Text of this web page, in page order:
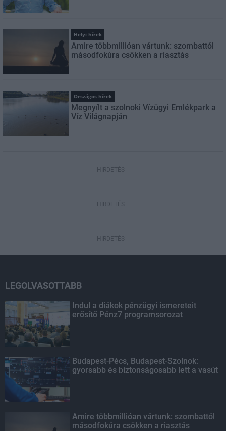
Helyi hírek
Amire többmillióan vártunk: szombattól
másodfokúra csökken a riasztás
Országos hírek
Megnyílt a szolnoki Vízügyi Emlékpark a
Víz Világnapján
HIRDETÉS
HIRDETÉS
HIRDETÉS
LEGOLVASOTTABB
Indul a diákok pénzügyi ismereteit
erősítő Pénz7 programsorozat
Budapest-Pécs, Budapest-Szolnok:
gyorsabb és biztonságosabb lett a vasút
Amire többmillióan vártunk: szombattól
másodfokúra csökken a riasztás